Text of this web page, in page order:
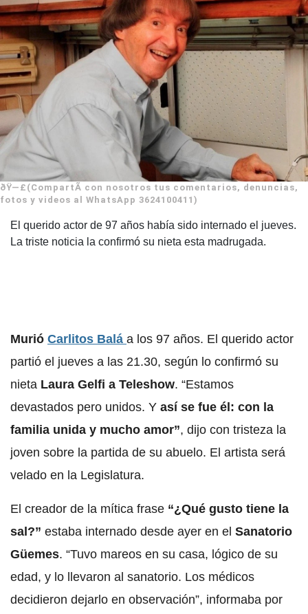
ðŸ—£(CompartÃ­ con nosotros tus comentarios, denuncias,
fotos y videos al WhatsApp 3624100411)
El querido actor de 97 años había sido internado el jueves.
La triste noticia la confirmó su nieta esta madrugada.
Murió Carlitos Balá a los 97 años. El querido actor
partió el jueves a las 21.30, según lo confirmó su
nieta Laura Gelfi a Teleshow. “Estamos
devastados pero unidos. Y así se fue él: con la
familia unida y mucho amor”, dijo con tristeza la
joven sobre la partida de su abuelo. El artista será
velado en la Legislatura.
El creador de la mítica frase “¿Qué gusto tiene la
sal?” estaba internado desde ayer en el Sanatorio
Güemes. “Tuvo mareos en su casa, lógico de su
edad, y lo llevaron al sanatorio. Los médicos
decidieron dejarlo en observación”, informaba por